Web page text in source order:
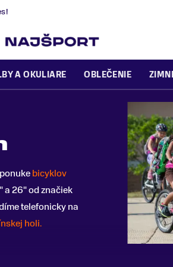
A OKULIARE OBLEČENIE
bicyklov
a 26" od značiek
telefonicky na
holi.